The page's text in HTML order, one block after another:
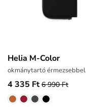
Helia M-Color
okmánytartó érmezsebbel
4 335 Ft 6 990 Ft